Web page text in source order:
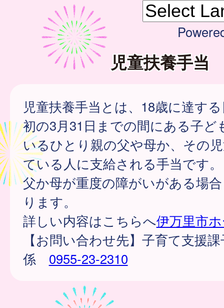
児童扶養手当
児童扶養手当とは、18歳に達す
初の3月31日までの間にある子ど
いるひとり親の父や母か、その
ている人に支給される手当です。
父か母が重度の障がいがある場
ります。
詳しい内容はこちらへ伊万里市
【お問い合わせ先】子育て支援
係 0955-23-2310